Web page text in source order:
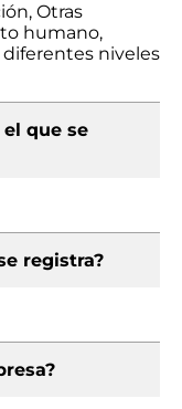
Otras
humano,
niveles
que se
registra?